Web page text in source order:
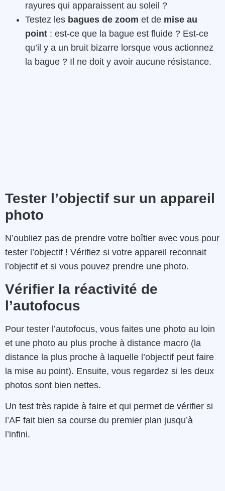
rayures qui apparaissent au soleil ?
Testez les bagues de zoom et de mise au
point : est-ce que la bague est fluide ? Est-ce
qu’il y a un bruit bizarre lorsque vous actionnez
la bague ? Il ne doit y avoir aucune résistance.
Tester l’objectif sur un appareil
photo
N’oubliez pas de prendre votre boîtier avec vous pour
tester l’objectif ! Vérifiez si votre appareil reconnait
l’objectif et si vous pouvez prendre une photo.
Vérifier la réactivité de
l’autofocus
Pour tester l’autofocus, vous faites une photo au loin
et une photo au plus proche à distance macro (la
distance la plus proche à laquelle l’objectif peut faire
la mise au point). Ensuite, vous regardez si les deux
photos sont bien nettes.
Un test très rapide à faire et qui permet de vérifier si
l’AF fait bien sa course du premier plan jusqu’à
l’infini.